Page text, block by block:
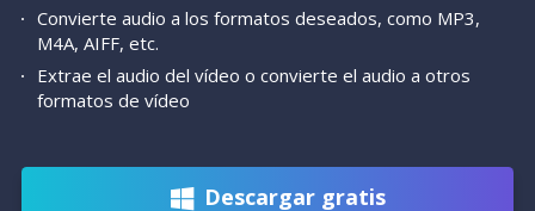
Convierte audio a los formatos deseados, como MP3,
M4A, AIFF, etc.
Extrae el audio del vídeo o convierte el audio a otros
formatos de vídeo
Descargar gratis